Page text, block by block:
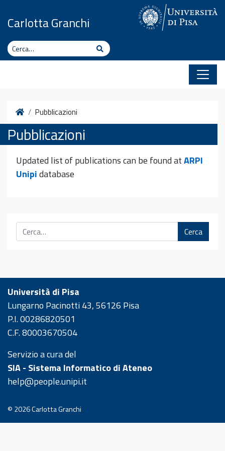
Carlotta Granchi
Cerca Cerca
HomePubblicazioni
Pubblicazioni
Updated list of publications can be found atARPI
Unipidatabase
Cerca
Università di Pisa
Lungarno Pacinotti 43, 56126 Pisa
P.I. 00286820501
C.F. 80003670504
Servizio a cura del
SIA - Sistema Informatico di Ateneo
help@people.unipi.it
© 2026Carlotta Granchi